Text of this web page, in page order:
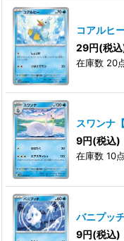
コアルヒ
29円(税
在庫数 20
スワンナ
9円(税込)
在庫数 10点
バニプッ
9円(税込)